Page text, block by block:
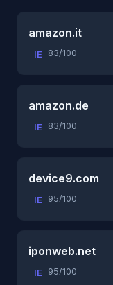
amazon.it
IE 83/100
amazon.de
IE 83/100
device9.com
IE 95/100
iponweb.net
IE 95/100